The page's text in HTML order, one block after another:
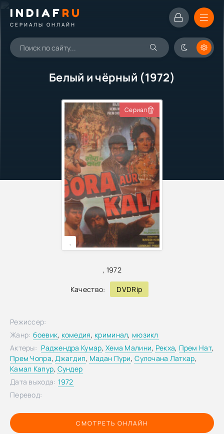
INDIAFRU
СЕРИАЛЫ ОНЛАЙН
Белый и чёрный (1972)
, 1972
Качество: DVDRip
Фильм
Сериал
,
СМОТРЕТЬ ОНЛАЙН
Режиссер:
Жанр: боевик, комедия, криминал, мюзикл
Актеры: Раджендра Кумар,Хема Малини, Рекха, Прем Нат,
Прем Чопра,Джагдип, Мадан Пури,Сулочана Латкар,
Камал Капур, Сундер
Дата выхода: 1972
Перевод: